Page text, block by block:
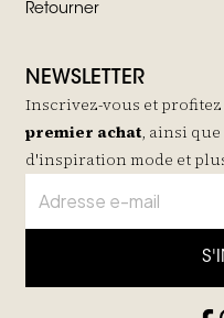
Retourner
NEWSLETTER
Inscrivez-vous et profitez
premier achat, ainsi
d'inspiration mode et